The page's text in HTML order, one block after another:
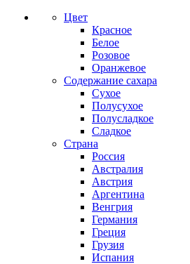
Цвет
Красное
Белое
Розовое
Оранжевое
Содержание сахара
Сухое
Полусухое
Полусладкое
Сладкое
Страна
Россия
Австралия
Австрия
Аргентина
Венгрия
Германия
Греция
Грузия
Испания